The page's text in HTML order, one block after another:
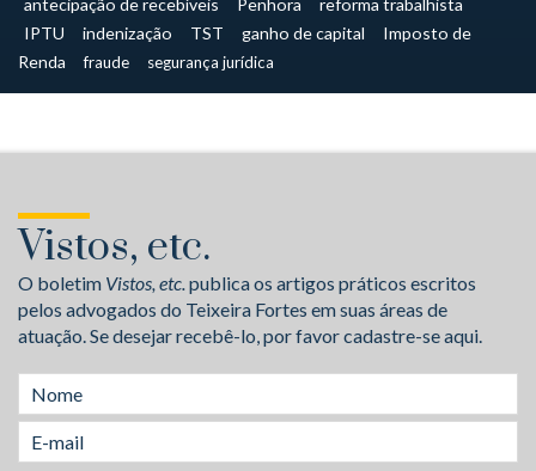
antecipação de recebíveis
Penhora
reforma trabalhista
IPTU
indenização TST ganho de capital
Imposto de
Renda
fraude segurança jurídica
Vistos, etc.
O boletim Vistos, etc.publica os artigos práticos escritos
pelos advogados do Teixeira Fortes em suas áreas de
atuação. Se desejar recebê-lo, por favor cadastre-se aqui.